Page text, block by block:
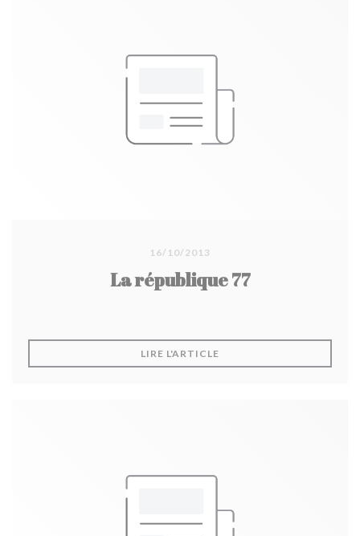
16/10/2013
La république 77
LIRE L'ARTICLE((OUVRE UNE NOUVELLE